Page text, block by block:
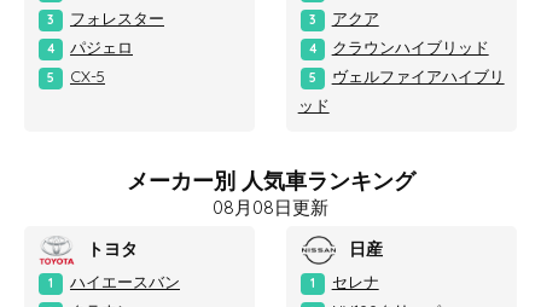
3 フォレスター
4 パジェロ
5 CX-5
3 アクア
4 クラウンハイブリッド
5
ヴェルファイアハイブリ
ッド
メーカー別 人気車ランキング
08月08日更新
トヨタ
1 ハイエースバン
日産
1 セレナ